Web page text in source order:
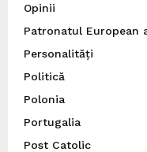
Opinii
Patronatul European
Personalități
Politică
Polonia
Portugalia
Post Catolic